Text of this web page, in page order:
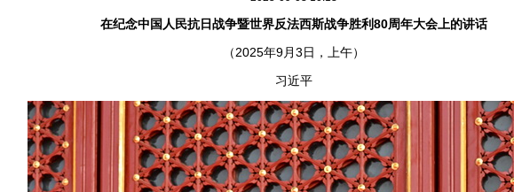
在纪念中国人民抗日战争暨世界反法西斯战争胜利80周年大会上的讲话
（2025年9月3日，上午）
习近平